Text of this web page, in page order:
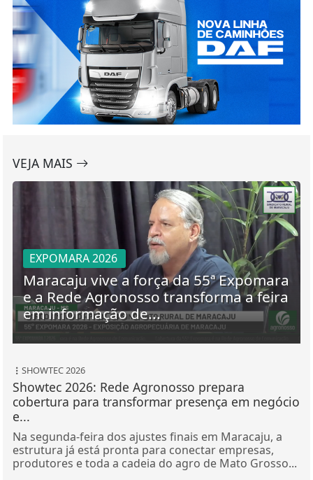
VEJA MAIS
EXPOMARA 2026
Maracaju vive a força da 55ª Expomara
e a Rede Agronosso transforma a feira
em informação de...
SHOWTEC 2026
Showtec 2026: Rede Agronosso prepara
cobertura para transformar presença em negócio
e...
Na segunda-feira dos ajustes finais em Maracaju, a
estrutura já está pronta para conectar empresas,
produtores e toda a cadeia do agro de Mato Grosso...